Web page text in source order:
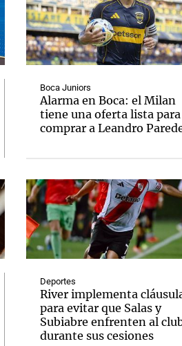
Boca Juniors
Alarma en Boca: el Milan
tiene una oferta lista para
comprar a Leandro
Deportes
River implementa
para evitar que Salas y
Subiabre enfrenten al
durante sus cesiones
de Arequito
Notas
Cadena 3 en